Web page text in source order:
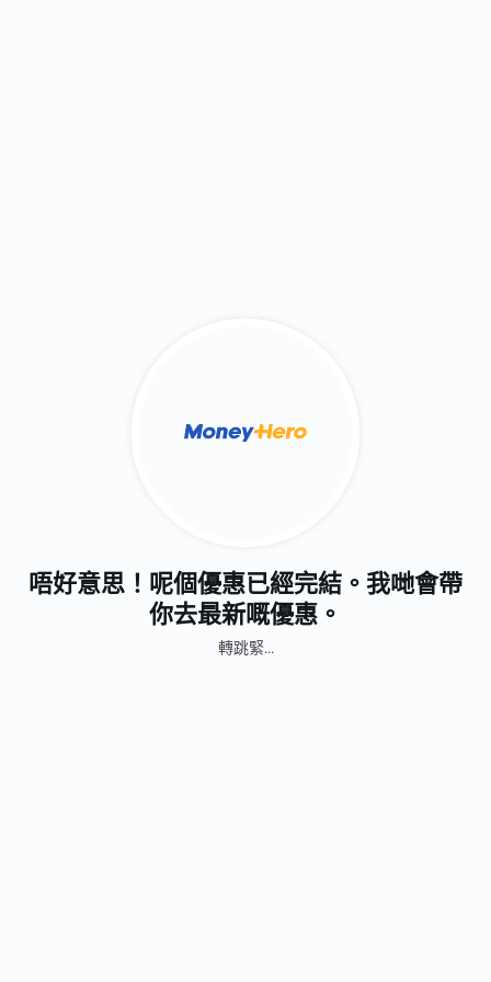
唔好意思！呢個優惠已經完結。我哋會帶
你去最新嘅優惠。
轉跳緊...